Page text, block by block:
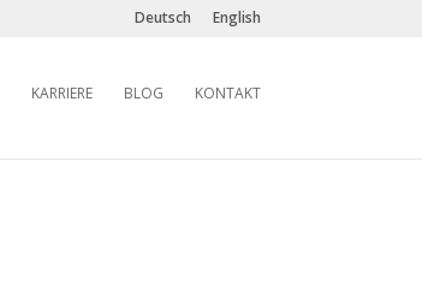
Deutsch English
KARRIERE BLOG KONTAKT